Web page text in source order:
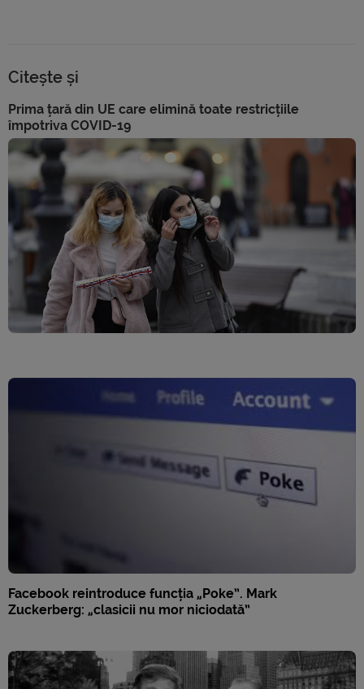
Citește și
Prima țară din UE care elimină toate restricțiile
împotriva COVID-19
Facebook reintroduce funcția „Poke”. Mark
Zuckerberg: „clasicii nu mor niciodată”